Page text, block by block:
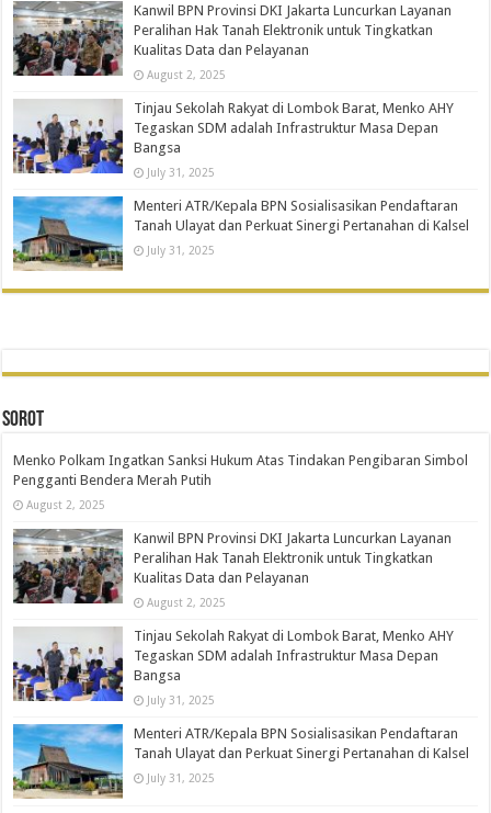
Kanwil BPN Provinsi DKI Jakarta Luncurkan Layanan
Peralihan Hak Tanah Elektronik untuk Tingkatkan
Kualitas Data dan Pelayanan
August 2, 2025
Tinjau Sekolah Rakyat di Lombok Barat, Menko AHY
Tegaskan SDM adalah Infrastruktur Masa Depan
Bangsa
July 31, 2025
Menteri ATR/Kepala BPN Sosialisasikan Pendaftaran
Tanah Ulayat dan Perkuat Sinergi Pertanahan di Kalsel
July 31, 2025
SOROT
Menko Polkam Ingatkan Sanksi Hukum Atas Tindakan Pengibaran Simbol
Pengganti Bendera Merah Putih
August 2, 2025
Kanwil BPN Provinsi DKI Jakarta Luncurkan Layanan
Peralihan Hak Tanah Elektronik untuk Tingkatkan
Kualitas Data dan Pelayanan
August 2, 2025
Tinjau Sekolah Rakyat di Lombok Barat, Menko AHY
Tegaskan SDM adalah Infrastruktur Masa Depan
Bangsa
July 31, 2025
Menteri ATR/Kepala BPN Sosialisasikan Pendaftaran
Tanah Ulayat dan Perkuat Sinergi Pertanahan di Kalsel
July 31, 2025